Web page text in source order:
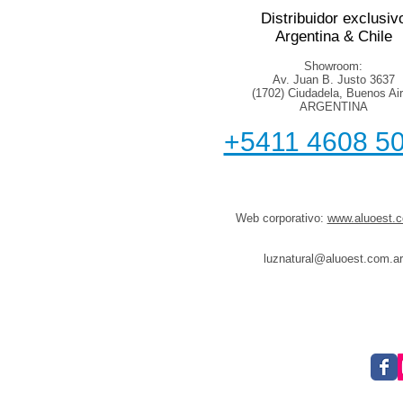
Distribuidor
Argentina & Chile
Showroom:
Av. Juan B. Justo 3637
(1702) Ciudadela, Buenos
ARGENTINA
+5411 4608
Web corporativo:
luznatural@aluoest.com.ar